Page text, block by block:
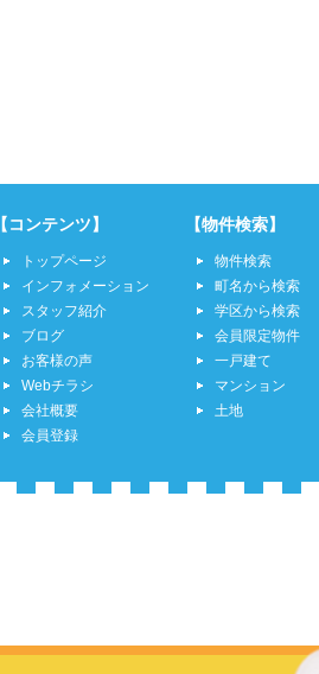
【コンテンツ】
トップページ
インフォメーション
スタッフ紹介
ブログ
お客様の声
Webチラシ
会社概要
会員登録
【物件検索】
物件検索
町名から検索
学区から検索
会員限定物件
一戸建て
マンション
土地